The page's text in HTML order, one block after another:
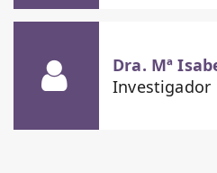
Dra. Mª
Investigador